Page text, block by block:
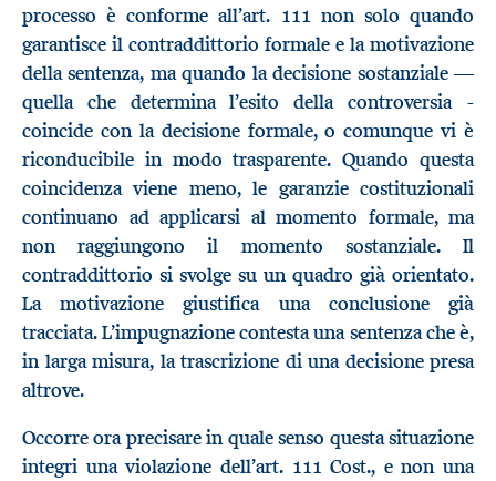
processo è conforme all’art. 111 non solo quando
garantisce il contraddittorio formale e la motivazione
della sentenza, ma quando la decisione sostanziale —
quella che determina l’esito della controversia -
coincide con la decisione formale, o comunque vi è
riconducibile in modo trasparente. Quando questa
coincidenza viene meno, le garanzie costituzionali
continuano ad applicarsi al momento formale, ma
non raggiungono il momento sostanziale. Il
contraddittorio si svolge su un quadro già orientato.
La motivazione giustifica una conclusione già
tracciata. L’impugnazione contesta una sentenza che è,
in larga misura, la trascrizione di una decisione presa
altrove.
Occorre ora precisare in quale senso questa situazione
integri una violazione dell’art. 111 Cost., e non una